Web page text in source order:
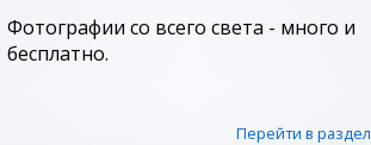
Фотографии со всего света - много и
бесплатно.
Перейти в раздел